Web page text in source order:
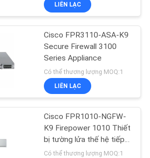
mạch
của Cisco
1582
1097
LIÊN LẠC
Cisco FPR3110-ASA-K9
Secure Firewall 3100
Series Appliance
Có thể thương lượng MOQ:1
LIÊN LẠC
Cisco FPR1010-NGFW-
K9 Firepower 1010 Thiết
bị tường lửa thế hệ tiếp
theo
Có thể thương lượng MOQ:1